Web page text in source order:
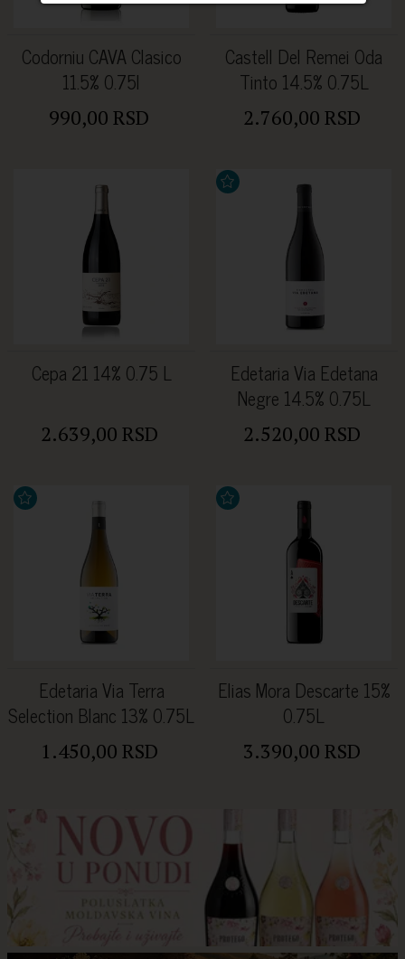
Codorniu CAVA Clasico
11.5% 0.75l
990,00 RSD
Castell Del Remei Oda
Tinto 14.5% 0.75L
2.760,00 RSD
Cepa 21 14% 0.75 L
2.639,00 RSD
Edetaria Via Edetana
Negre 14.5% 0.75L
2.520,00 RSD
Edetaria Via Terra
Selection Blanc 13% 0.75L
1.450,00 RSD
Elias Mora Descarte 15%
0.75L
3.390,00 RSD